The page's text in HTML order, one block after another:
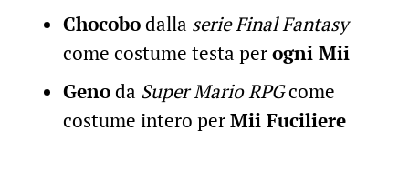
Chocobodalla serie Final Fantasy
come costume testa perogni Mii
Genoda Super Mario RPGcome
costume intero perMii Fuciliere